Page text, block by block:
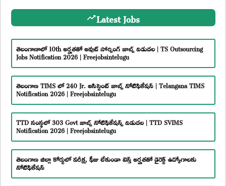
Latest Jobs
తెలంగాణాలో 10th అర్హతతో అవుట్ సోర్సింగ్ జాబ్స్ విడుదల | TS Outsourcing
Jobs Notification 2026 | Freejobsintelugu
తెలంగాణ TIMS లో 240 Jr. అసిస్టెంట్ జాబ్స్ నోటిఫికేషన్ | Telangana TIMS
Notification 2026 | Freejobsintelugu
TTD సంస్థలో 303 Govt జాబ్స్ నోటిఫికేషన్స్ విడుదల | TTD SVIMS
Notification 2026 | Freejobsintelugu
తెలంగాణ జిల్లా కోర్టులో పరీక్ష, ఫీజు లేకుండా టెన్త్ అర్హతతో డైరెక్ట్ ఉద్యోగాలకు
నోటిఫికేషన్